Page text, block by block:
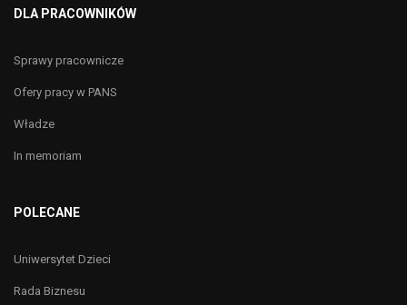
DLA PRACOWNIKÓW
Sprawy pracownicze
Ofery pracy w PANS
Władze
In memoriam
POLECANE
Uniwersytet Dzieci
Rada Biznesu